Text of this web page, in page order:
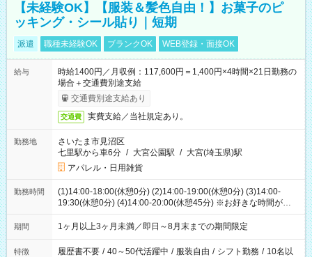
【未経験OK】【服装＆髪色自由！】お菓子のピ
ッキング・シール貼り｜短期
派遣 職種未経験OK ブランクOK WEB登録・面接OK
給与
時給1400円／月収例：117,600円＝1,400円×4時間×21日勤務の
場合＋交通費別途支給
交通費別途支給あり
交通費 実費支給／当社規定あり。
勤務地
さいたま市見沼区
七里駅から車6分 / 大宮公園駅 / 大宮(埼玉県)駅
アパレル・日用雑貨
勤務時間
(1)14:00-18:00(休憩0分) (2)14:00-19:00(休憩0分) (3)14:00-
19:30(休憩0分) (4)14:00-20:00(休憩45分) ※お好きな時間が選べ
ます
期間 1ヶ月以上3ヶ月未満／即日～8月末までの期間限定
特徴 履歴書不要 / 40～50代活躍中 / 服装自由 / シフト勤務 / 10名以